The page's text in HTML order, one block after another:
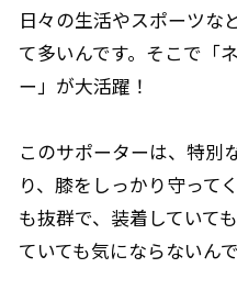
日々の生活やスポーツな
て多いんです。そこで「
ー」が大活躍！
このサポーターは、特別
り、膝をしっかり守って
も抜群で、装着していて
ていても気にならないんで